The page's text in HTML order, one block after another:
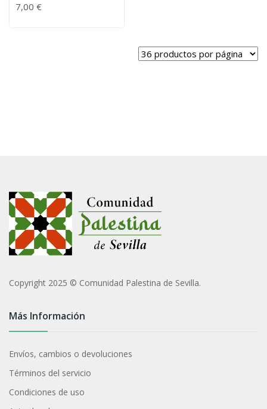
7,00 €
Copyright 2025 © Comunidad Palestina de Sevilla.
Más Información
Envíos, cambios o devoluciones
Términos del servicio
Condiciones de uso